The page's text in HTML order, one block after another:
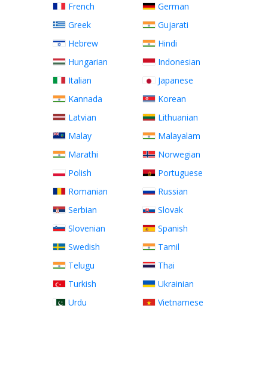
French
German
Greek
Gujarati
Hebrew
Hindi
Hungarian
Indonesian
Italian
Japanese
Kannada
Korean
Latvian
Lithuanian
Malay
Malayalam
Marathi
Norwegian
Polish
Portuguese
Romanian
Russian
Serbian
Slovak
Slovenian
Spanish
Swedish
Tamil
Telugu
Thai
Turkish
Ukrainian
Urdu
Vietnamese